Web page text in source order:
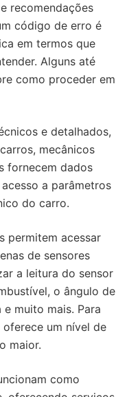
recomendações
código de erro é
em termos que
Alguns até
como proceder em
e detalhados,
mecânicos
fornecem dados
a parâmetros
do carro.
permitem acessar
de sensores
a leitura do sensor
o ângulo de
muito mais. Para
um nível de
maior.
como